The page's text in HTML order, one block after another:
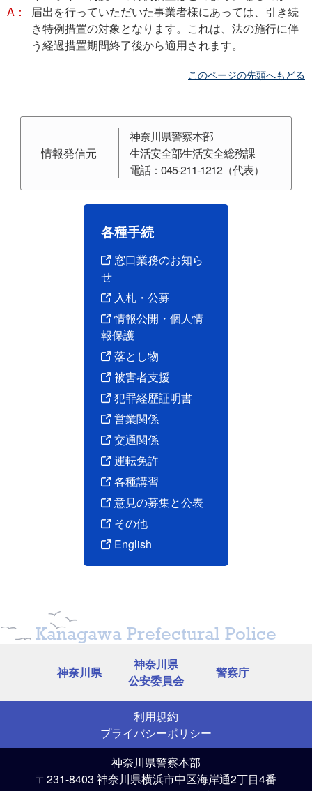
A：
届出を行っていただいた事業者様にあっては、引き続
き特例措置の対象となります。これは、法の施行に伴
う経過措置期間終了後から適用されます。
このページの先頭へもどる
情報発信元
神奈川県警察本部
生活安全部生活安全総務課
電話：045-211-1212（代表）
各種手続
窓口業務のお知ら
せ
入札・公募
情報公開・個人情
報保護
落とし物
被害者支援
犯罪経歴証明書
営業関係
交通関係
運転免許
各種講習
意見の募集と公表
その他
English
Kanagawa Prefectural Police
神奈川県
神奈川県
公安委員会
警察庁
利用規約
プライバシーポリシー
神奈川県警察本部
〒231-8403 神奈川県横浜市中区海岸通2丁目4番